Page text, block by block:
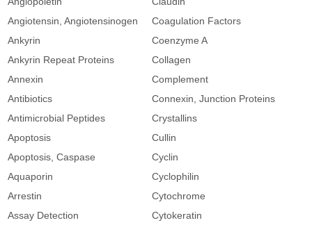
Angiotensin, Angiotensinogen
Coagulation Factors
Ankyrin
Coenzyme A
Ankyrin Repeat Proteins
Collagen
Annexin
Complement
Antibiotics
Connexin, Junction Proteins
Antimicrobial Peptides
Crystallins
Apoptosis
Cullin
Apoptosis, Caspase
Cyclin
Aquaporin
Cyclophilin
Arrestin
Cytochrome
Assay Detection
Cytokeratin